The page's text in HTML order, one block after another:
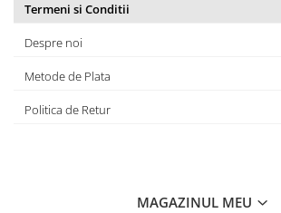
Termeni si Conditii
Despre noi
Metode de Plata
Politica de Retur
MAGAZINUL MEU